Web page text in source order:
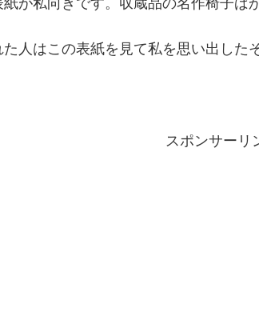
人はこの表紙を見て私を思い出した
スポンサーリ